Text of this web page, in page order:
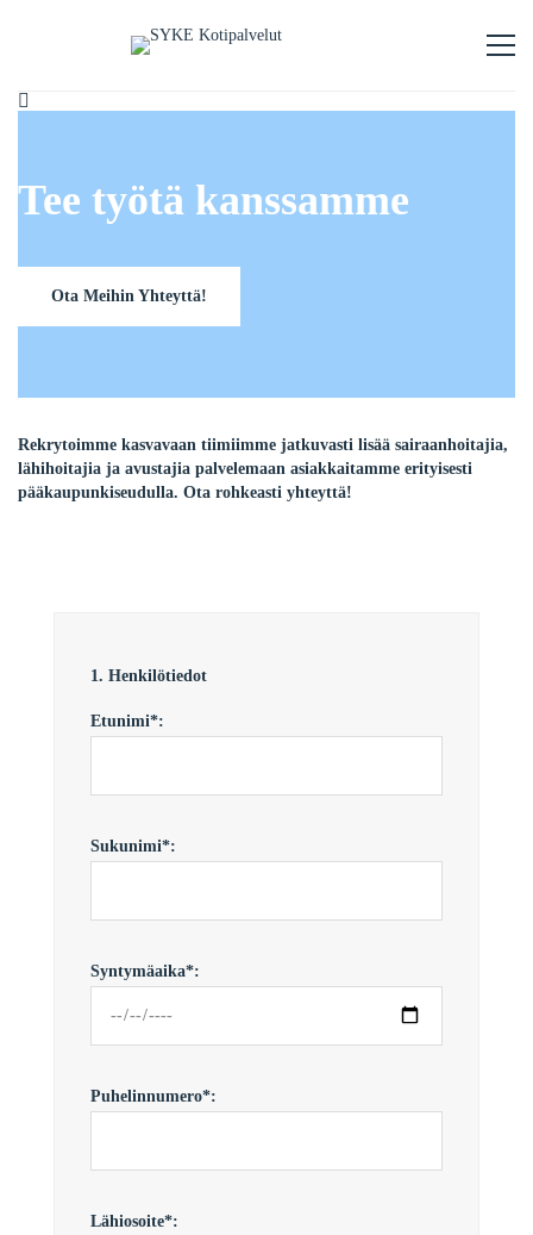
Tee työtä kanssamme
Ota Meihin Yhteyttä!
Rekrytoimme kasvavaan tiimiimme jatkuvasti lisää sairaanhoitajia,
lähihoitajia ja avustajia palvelemaan asiakkaitamme erityisesti
pääkaupunkiseudulla. Ota rohkeasti yhteyttä!
1. Henkilötiedot
Etunimi*:
Sukunimi*:
Syntymäaika*:
Puhelinnumero*:
Lähiosoite*: